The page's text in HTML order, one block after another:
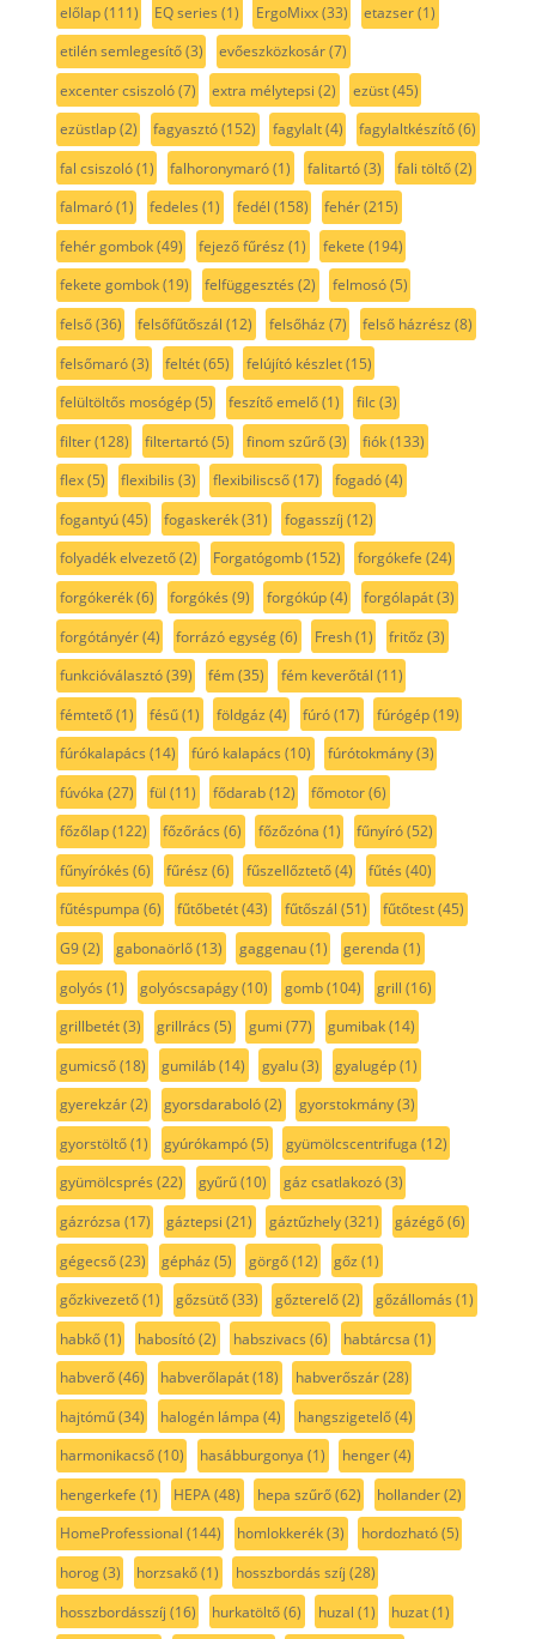
előlap(111) EQ series (1) ErgoMixx(33) etazser(1)
etilén semlegesítő(3) evőeszközkosár(7)
excenter csiszoló(7) extra mélytepsi (2) ezüst(45)
ezüstlap(2) fagyasztó(152) fagylalt(4) fagylaltkészítő(6)
fal csiszoló(1) falhoronymaró(1) falitartó(3) fali töltő(2)
falmaró(1) fedeles (1) fedél (158) fehér(215)
fehér gombok(49) fejező fűrész (1) fekete (194)
fekete gombok(19) felfüggesztés (2) felmosó(5)
felső(36) felsőfűtőszál (12) felsőház (7) felső házrész (8)
felsőmaró(3) feltét(65) felújító készlet(15)
felültöltős mosógép(5) feszítő emelő(1) filc(3)
filter(128) filtertartó(5) finom szűrő(3) fiók(133)
flex(5) flexibilis (3) flexibiliscső(17) fogadó(4)
fogantyú(45) fogaskerék(31) fogasszíj (12)
folyadék elvezető(2) Forgatógomb(152) forgókefe (24)
forgókerék(6) forgókés (9) forgókúp(4) forgólapát(3)
forgótányér(4) forrázó egység(6) Fresh(1) fritőz (3)
funkcióválasztó(39) fém(35) fém keverőtál (11)
fémtető(1) fésű(1) földgáz (4) fúró(17) fúrógép(19)
fúrókalapács (14) fúró kalapács (10) fúrótokmány(3)
fúvóka (27) fül (11) fődarab(12) főmotor(6)
főzőlap(122) főzőrács (6) főzőzóna (1) fűnyíró(52)
fűnyírókés (6) fűrész (6) fűszellőztető(4) fűtés (40)
fűtéspumpa (6) fűtőbetét(43) fűtőszál (51) fűtőtest(45)
G9(2) gabonaörlő(13) gaggenau(1) gerenda (1)
golyós (1) golyóscsapágy(10) gomb(104) grill (16)
grillbetét(3) grillrács (5) gumi (77) gumibak(14)
gumicső(18) gumiláb(14) gyalu(3) gyalugép(1)
gyerekzár(2) gyorsdaraboló(2) gyorstokmány(3)
gyorstöltő(1) gyúrókampó(5) gyümölcscentrifuga (12)
gyümölcsprés (22) gyűrű(10) gáz csatlakozó(3)
gázrózsa (17) gáztepsi (21) gáztűzhely(321) gázégő(6)
gégecső(23) gépház (5) görgő(12) gőz (1)
gőzkivezető(1) gőzsütő(33) gőzterelő(2) gőzállomás (1)
habkő(1) habosító(2) habszivacs (6) habtárcsa (1)
habverő(46) habverőlapát(18) habverőszár(28)
hajtómű(34) halogén lámpa (4) hangszigetelő(4)
harmonikacső(10) hasábburgonya (1) henger(4)
hengerkefe (1) HEPA(48) hepa szűrő(62) hollander(2)
HomeProfessional (144) homlokkerék(3) hordozható(5)
horog(3) horzsakő(1) hosszbordás szíj (28)
hosszbordásszíj (16) hurkatöltő(6) huzal (1) huzat(1)